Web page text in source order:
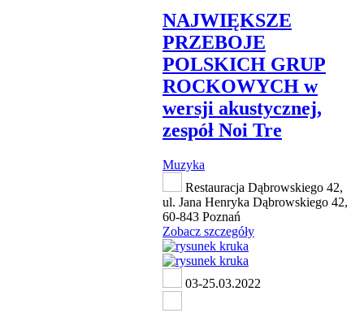
NAJWIĘKSZE
PRZEBOJE
POLSKICH GRUP
ROCKOWYCH w
wersji akustycznej,
zespół Noi Tre
Muzyka
Restauracja Dąbrowskiego 42,
ul. Jana Henryka Dąbrowskiego 42,
60-843 Poznań
Zobacz szczegóły
03-25.03.2022